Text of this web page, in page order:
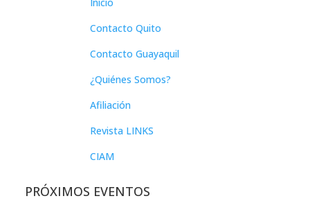
Contacto Quito
Contacto Guayaquil
¿Quiénes Somos?
Afiliación
Revista LINKS
CIAM
PRÓXIMOS EVENTOS